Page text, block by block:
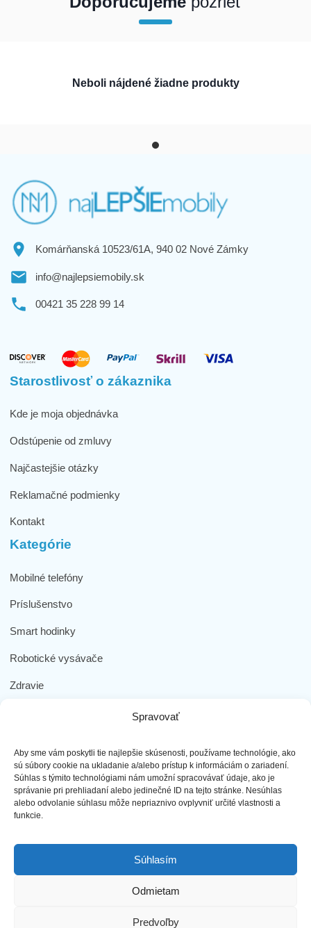
Spravovať
Aby sme vám poskytli tie najlepšie skúsenosti, používame technológie, ako
sú súbory cookie na ukladanie a/alebo prístup k informáciám o zariadení.
Súhlas s týmito technológiami nám umožní spracovávať údaje, ako je
správanie pri prehliadaní alebo jedinečné ID na tejto stránke. Nesúhlas
alebo odvolanie súhlasu môže nepriaznivo ovplyvniť určité vlastnosti a
funkcie.
Súhlasím
Odmietam
Predvoľby
Neboli nájdené žiadne produkty
Komárňanská 10523/61A, 940 02 Nové Zámky
info@najlepsiemobily.sk
00421 35 228 99 14
Starostlivosť o zákaznika
Kde je moja objednávka
Odstúpenie od zmluvy
Najčastejšie otázky
Reklamačné podmienky
Kontakt
Kategórie
Mobilné telefóny
Príslušenstvo
Smart hodinky
Robotické vysávače
Zdravie
Dôležité odkazy
Obchodné podmienky
Ochrana osobných údajov
Doprava a platba
Reklamácia tovaru
najLEPŠIEmobily s.r.o. - Všetky práva vyhradené ©2023